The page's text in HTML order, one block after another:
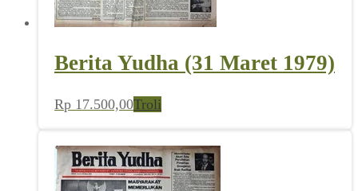
Berita Yudha (31 Maret 1979)
Rp 17.500,00Troli